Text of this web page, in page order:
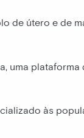
de útero e de
uma
às